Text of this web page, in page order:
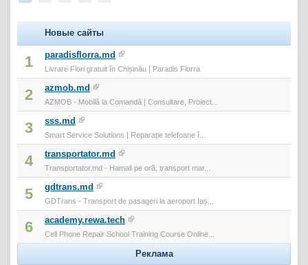
Новые сайты
1 paradisflorra.md
Livrare Flori gratuit în Chișinău | Paradis Florra
2 azmob.md
AZMOB - Mobilă la Comandă | Consultare, Proiect...
3 sss.md
Smart Service Solutions | Reparație telefoane î...
4 transportator.md
Transportator.md - Hamali pe oră, transport mar...
5 gdtrans.md
GDTrans - Transport de pasageri la aeroport Iaș...
6 academy.rewa.tech
Cell Phone Repair School Training Course Online...
Реклама